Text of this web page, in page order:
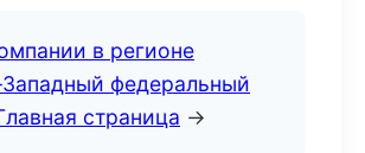
в регионе
федеральный
страница →